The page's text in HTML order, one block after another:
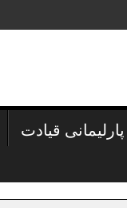
پارلیمانی قیادت